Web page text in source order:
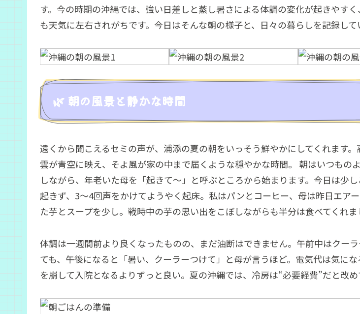
す。今の時期の沖縄では、強い日差しと蒸し暑さによる体調の変化が起きやす
も天気に左右されがちです。今日はそんな朝の様子と、日々の暮らしを記録して
🌿 朝の風景と静かな時間
遠くから聞こえるセミの声が、浦添の夏の朝をいっそう鮮やかにしてくれます。
雲が青空に映え、そよ風が家の中まで届くような穏やかな時間。 朝はいつもの
しながら、年老いた母を「起きて〜」と呼ぶところから始まります。今日は少
起きず、3〜4回声をかけてようやく起床。私はパンとコーヒー、母は昨日エア
た芋とスープを少し。戦時中の芋の思い出をこぼしながらも半分は食べてくれま
体調は一週間前より良くなったものの、まだ油断はできません。午前中はクー
ても、午後になると「暑い、クーラーつけて」と母が言うほど。電気代は気に
を崩して入院となるよりずっと良い。夏の沖縄では、冷房は“必要経費”だと改め